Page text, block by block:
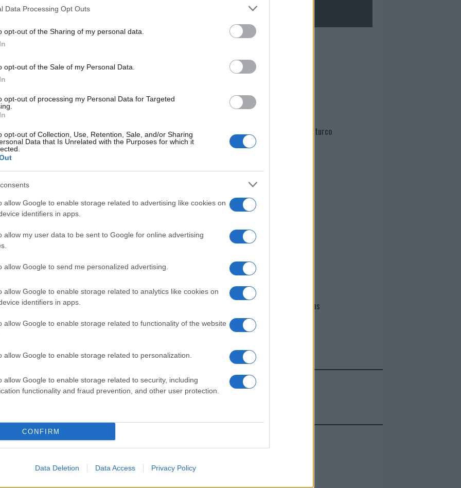
Data Processing Opt Outs
opt-out of the Sharing of my personal data.
opt-out of the Sale of my Personal Data.
opt-out of processing my Personal Data for Targeted
opt-out of Collection, Use, Retention, Sale, and/or Sharing
Data that Is Unrelated with the Purposes for which it
allow Google to enable storage related to advertising like cookies on
identifiers in apps.
allow my user data to be sent to Google for online advertising
allow Google to send me personalized advertising.
allow Google to enable storage related to analytics like cookies on
identifiers in apps.
allow Google to enable storage related to functionality of the website
allow Google to enable storage related to personalization.
allow Google to enable storage related to security, including
functionality and fraud prevention, and other user protection.
CONFIRM
Data Deletion Data Access Privacy Policy
solo gli agenti immobiliari, geometri,
Quirico Sanna, Paolo Righi ex
onorario di Auxilia Finance,
Nord Sardegna Giansimone Masia, il
Bianchi, anche coordinatore
il quale è giunto oramai alla terza
provinciale del Centro Nord Sardegna.
cliccando qui
nella sezione Login
dal menù del sito o
Prossimo articolo
NECROLOGIE
Martina Agostina Diturco
I nostri cari
I nostri cari
Giovannimaria Cabras
Invia un Comunicato Stampa|Pubblicità|Segnala
e ricevi le nostre email periodiche contenenti le ultime notizie pubblicate sul sito web!